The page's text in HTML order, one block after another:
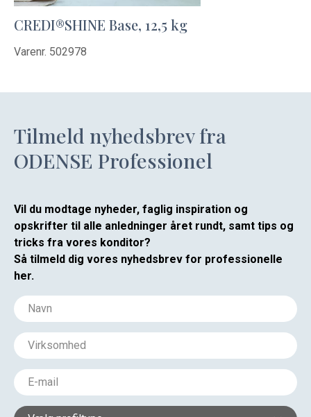
CREDI®SHINE Base, 12,5 kg
Varenr. 502978
Tilmeld nyhedsbrev fra
ODENSE Professionel
Vil du modtage nyheder, faglig inspiration og
opskrifter til alle anledninger året rundt, samt tips og
tricks fra vores konditor?
Så tilmeld dig vores nyhedsbrev for professionelle
her.